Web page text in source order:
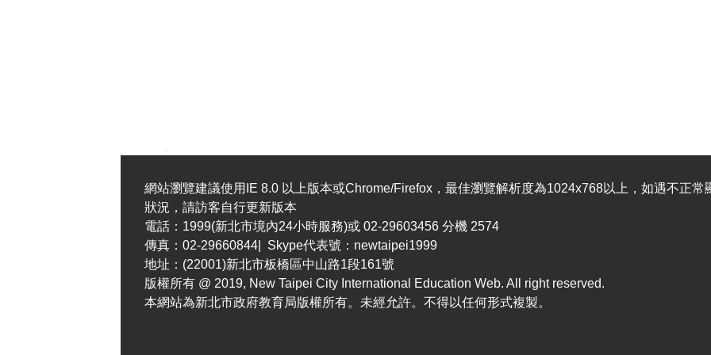
網站瀏覽建議使用IE 8.0 以上版本或Chrome/Firefox，最佳瀏覽解析度為1024x768以上，如遇不正常
狀況，請訪客自行更新版本
電話：1999(新北市境內24小時服務)或 02-29603456 分機 2574
傳真：02-29660844| Skype代表號：newtaipei1999
地址：(22001)新北市板橋區中山路1段161號
版權所有 @ 2019, New Taipei City International Education Web. All right reserved.
本網站為新北市政府教育局版權所有。未經允許。不得以任何形式複製。